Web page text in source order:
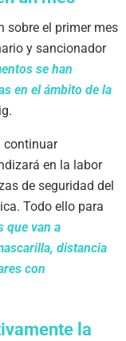
sobre el primer mes
y sancionador
se han
en el ámbito de la
continuar
en la labor
de seguridad del
Todo ello para
que van a
distancia
con
la